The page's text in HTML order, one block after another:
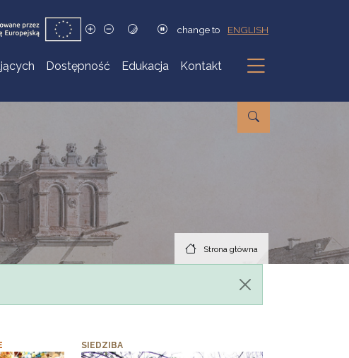
change to ENGLISH
Dostępność Edukacja Kontakt
Podmenu
Strona główna
SIEDZIBA